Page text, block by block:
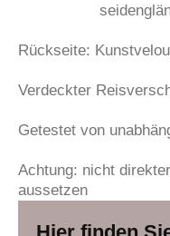
Rückseite:
Verdeckter
Getestet von
Achtung: nicht
aussetzen